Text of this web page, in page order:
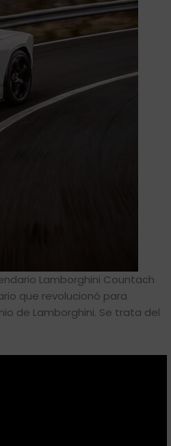
Lamborghini Countach
que revolucionó para
de Lamborghini. Se trata del